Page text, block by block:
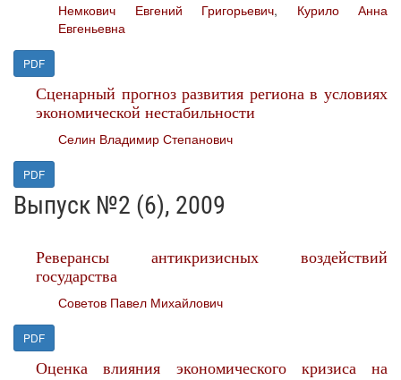
Немкович Евгений Григорьевич, Курило Анна
Евгеньевна
PDF
Сценарный прогноз развития региона в условиях
экономической нестабильности
Селин Владимир Степанович
PDF
Выпуск №2 (6), 2009
Реверансы антикризисных воздействий
государства
Советов Павел Михайлович
PDF
Оценка влияния экономического кризиса на